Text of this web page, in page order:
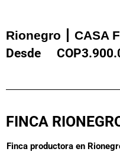
Rionegro CASA
Desde COP
FINCA
Finca productora en